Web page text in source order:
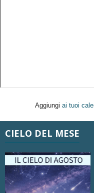
Aggiungi ai tuoi
CIELO DEL MESE